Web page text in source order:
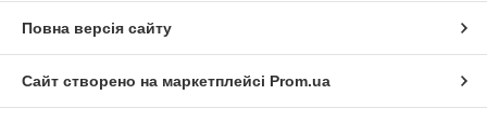
Повна версія сайту
Сайт створено на маркетплейсі Prom.ua